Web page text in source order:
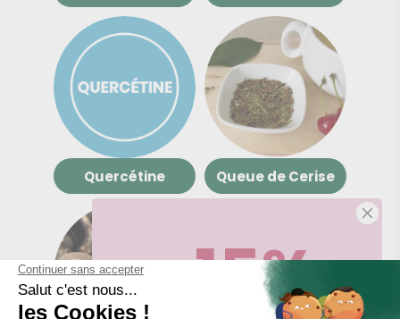
Quercétine Queue de Cerise
-15%